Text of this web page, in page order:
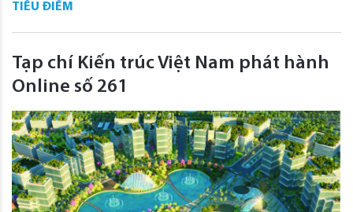
TIÊU ĐIỂM
Tạp chí Kiến trúc Việt Nam phát hành
Online số 261